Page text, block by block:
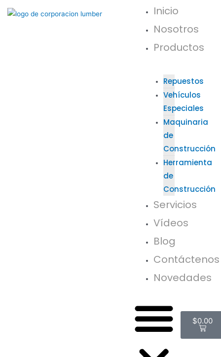
Inicio
Nosotros
Productos
Repuestos
Vehículos
Especiales
Maquinaria
de
Construcción
Herramienta
de
Construcción
Servicios
Vídeos
Blog
Contáctenos
Novedades
$0.00